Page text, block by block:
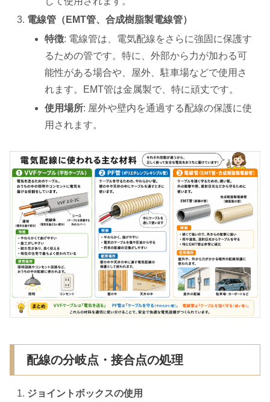
電線管（EMT管、合成樹脂製電線管）
特徴: 電線管は、電気配線をさらに強固に保護す
るための管です。特に、外部から力が加わる可
能性がある場合や、屋外、駐車場などで使用さ
れます。EMT管は金属製で、特に頑丈です。
使用場所: 屋外や壁内を通過する配線の保護に使
用されます。
配線の分岐点・接合点の処理
ジョイントボックスの使用